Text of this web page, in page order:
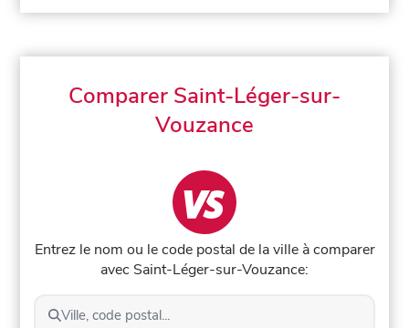
Comparer Saint-Léger-sur-
Vouzance
Entrez le nom ou le code postal de la ville à comparer
avec Saint-Léger-sur-Vouzance:
Ville, code postal...